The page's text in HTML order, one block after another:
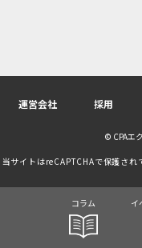
コラム イ
運営会社 採用
© CPAエ
当サイトはreCAPTCHAで保護され